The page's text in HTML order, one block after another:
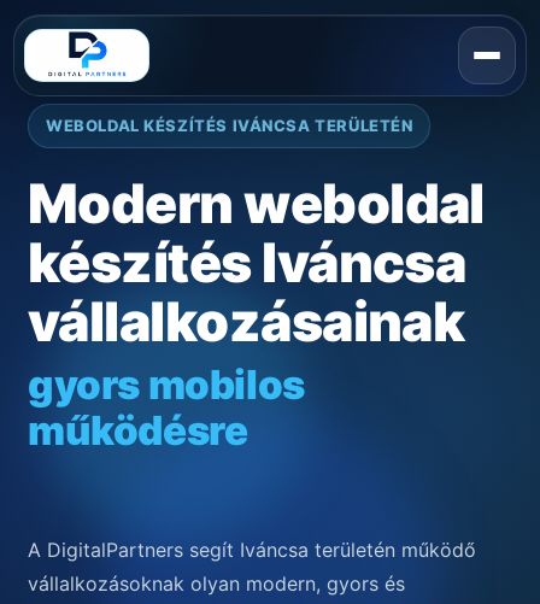
WEBOLDAL KÉSZÍTÉS IVÁNCSA TERÜLETÉN
Modern weboldal
készítés Iváncsa
vállalkozásainak
gyors mobilos
működésre
A DigitalPartners segít Iváncsa területén működő
vállalkozásoknak olyan modern, gyors és